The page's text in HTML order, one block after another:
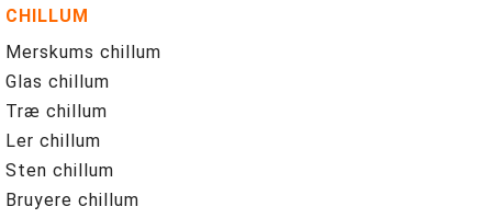
CHILLUM
Merskums chillum
Glas chillum
Træ chillum
Ler chillum
Sten chillum
Bruyere chillum